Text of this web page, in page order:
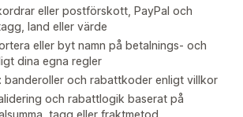
eller postförskott, PayPal och
land eller värde
eller byt namn på betalnings- och
dina egna regler
banderoller och rabattkoder enligt villkor
och rabattlogik baserat på